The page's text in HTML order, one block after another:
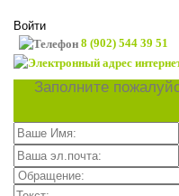
Войти
8 (902) 544 39 51
Заполните